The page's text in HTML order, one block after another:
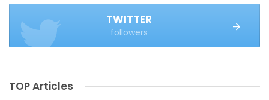
TWITTER
followers
TOP Articles